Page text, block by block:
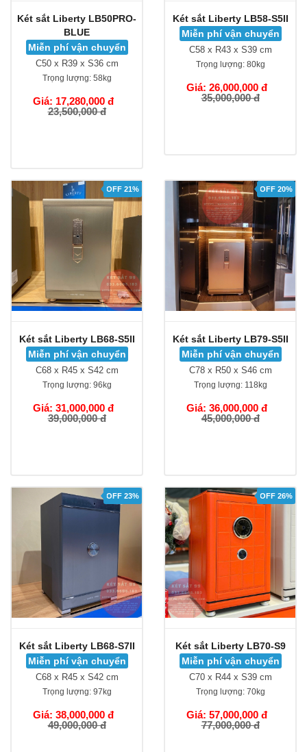
Két sắt Liberty LB50PRO-
BLUE
Miễn phí vận chuyển
C50 x R39 x S36 cm
Trọng lượng:58kg
Giá: 17,280,000 đ
23,500,000 đ
Két sắt Liberty LB58-S5II
Miễn phí vận chuyển
C58 x R43 x S39 cm
Trọng lượng:80kg
Giá: 26,000,000 đ
35,000,000 đ
OFF 21%
Két sắt Liberty LB68-S5II
Miễn phí vận chuyển
C68 x R45 x S42 cm
Trọng lượng:96kg
Giá: 31,000,000 đ
39,000,000 đ
OFF 20%
Két sắt Liberty LB79-S5II
Miễn phí vận chuyển
C78 x R50 x S46 cm
Trọng lượng:118kg
Giá: 36,000,000 đ
45,000,000 đ
OFF 23%
Két sắt Liberty LB68-S7II
Miễn phí vận chuyển
C68 x R45 x S42 cm
Trọng lượng:97kg
Giá: 38,000,000 đ
49,000,000 đ
OFF 26%
Két sắt Liberty LB70-S9
Miễn phí vận chuyển
C70 x R44 x S39 cm
Trọng lượng:70kg
Giá: 57,000,000 đ
77,000,000 đ